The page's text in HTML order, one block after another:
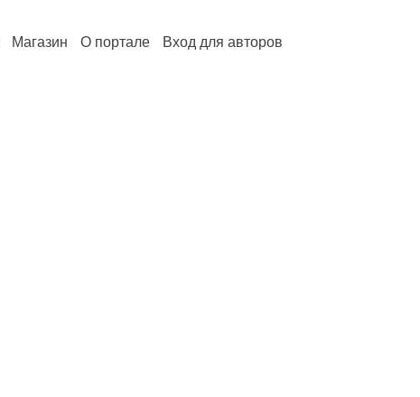
Магазин О портале Вход для авторов